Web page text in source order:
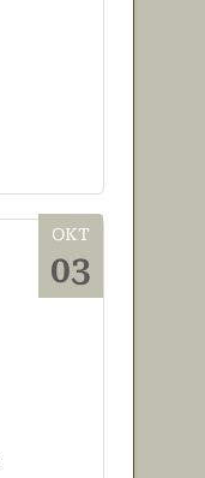
OKT
03